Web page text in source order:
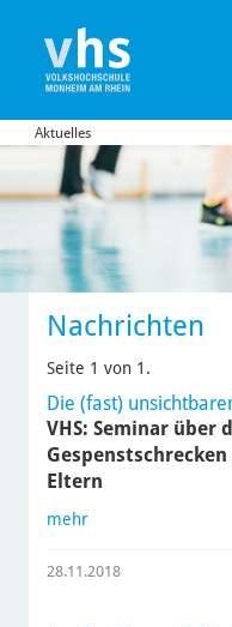
Aktuelles
Nachrichten
Seite 1 von 1.
Die (fast)
VHS: Seminar über
Eltern
mehr
28.11.2018